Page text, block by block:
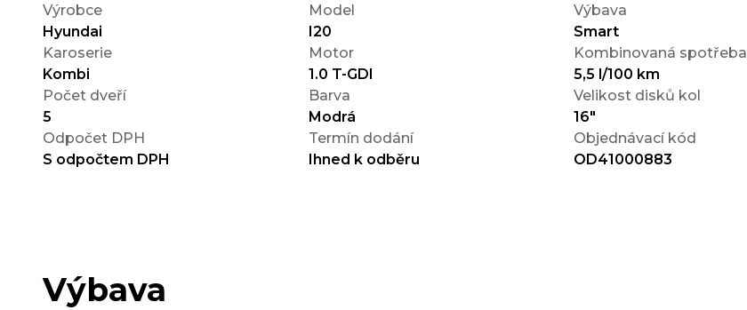
Výrobce
Hyundai
Model
I20
Výbava
Smart
Karoserie
Kombi
Motor
1.0 T-GDI
Kombinovaná spotřeba
5,5 l/100 km
Počet dveří
5
Barva
Modrá
Velikost disků kol
16"
Odpočet DPH
S odpočtem DPH
Termín dodání
Ihned k odběru
Objednávací kód
OD41000883
Výbava